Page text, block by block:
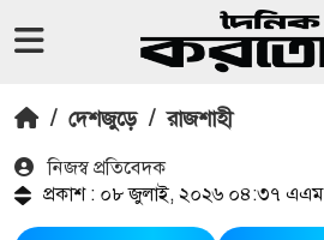
/ দেশজুড়ে / রাজশাহী
নিজস্ব প্রতিবেদক
প্রকাশ : ০৮ জুলাই, ২০২৬ ০৪:৩৭ এএম